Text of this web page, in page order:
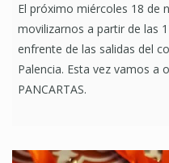
El próximo miércoles 18 de
movilizarnos a partir de las
enfrente de las salidas del
Palencia. Esta vez vamos a
PANCARTAS.